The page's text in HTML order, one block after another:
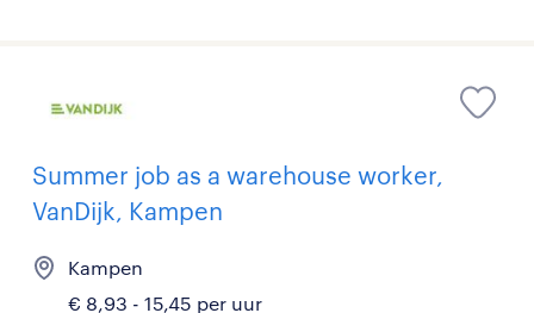
Summer job as a warehouse worker,
VanDijk, Kampen
Kampen
€ 8,93 - 15,45 per uur